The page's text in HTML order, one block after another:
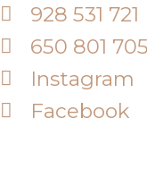
928 531 721
650 801 705
Instagram
Facebook